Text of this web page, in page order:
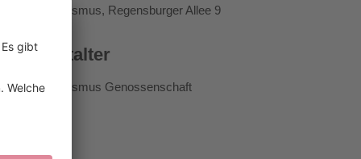
Brixen Tourismus, Regensburger Allee 9
Veranstalter
Brixen Tourismus Genossenschaft